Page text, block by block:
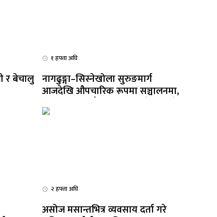
र बेचालु
१ हफ्ता अघि
नागढुङ्गा–सिस्नेखोला सुरुङमार्ग
आजदेखि औपचारिक रूपमा सञ्चालनमा,
परीक्षणपछि सबै सवारीलाई प्रवेश दिइने
२ हफ्ता अघि
असोज मसान्तभित्र व्यवसाय दर्ता गरे